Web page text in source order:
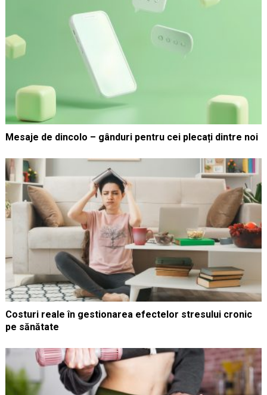
Mesaje de dincolo – gânduri pentru cei plecați dintre noi
Costuri reale în gestionarea efectelor stresului cronic
pe sănătate